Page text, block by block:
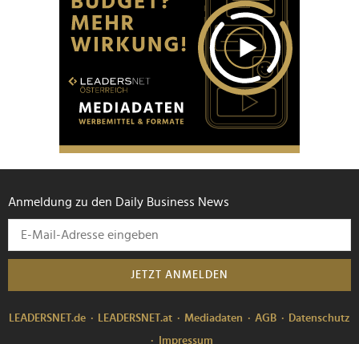
Anmeldung zu den Daily Business News
JETZT ANMELDEN
LEADERSNET.de LEADERSNET.at Mediadaten AGB
Datenschutz
Impressum